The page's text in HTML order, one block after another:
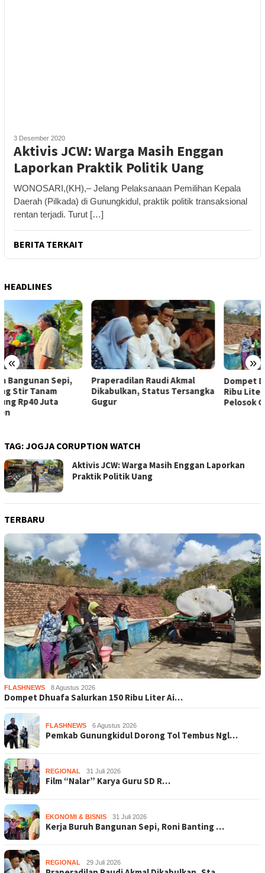
3 Desember 2020
Aktivis JCW: Warga Masih Enggan
Laporkan Praktik Politik Uang
WONOSARI,(KH),– Jelang Pelaksanaan Pemilihan Kepala
Daerah (Pilkada) di Gunungkidul, praktik politik transaksional
rentan terjadi. Turut […]
BERITA TERKAIT
HEADLINES
« »
Praperadilan Raudi Akmal
Dikabulkan, Status Tersangka
Gugur
Dompet Dhuafa Salurkan 150
Ribu Liter Air Bersih ke
TAG:JOGJA CORUPTION WATCH
Aktivis JCW: Warga Masih Enggan Laporkan
Praktik Politik Uang
TERBARU
FLASHNEWS 8 Agustus 2026
Dompet Dhuafa Salurkan 150 Ribu Liter Ai…
FLASHNEWS 6 Agustus 2026
Pemkab Gunungkidul Dorong Tol Tembus Ngl…
REGIONAL 31 Juli 2026
Film “Nalar” Karya Guru SD R…
EKONOMI & BISNIS 31 Juli 2026
Kerja Buruh Bangunan Sepi, Roni Banting …
REGIONAL 29 Juli 2026